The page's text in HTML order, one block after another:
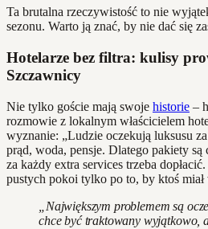
Ta brutalna rzeczywistość to nie
sezonu. Warto ją znać, by nie dać się
Hotelarze bez filtra: kulisy
Szczawnicy
Nie tylko goście mają swoje historie –
rozmowie z lokalnym właścicielem
wyznanie: „Ludzie oczekują luksusu
prąd, woda, pensje. Dlatego pakiety są
za każdy extra services trzeba
pustych pokoi tylko po to, by ktoś
„Największym problemem są
chce być traktowany wyjątkowo,